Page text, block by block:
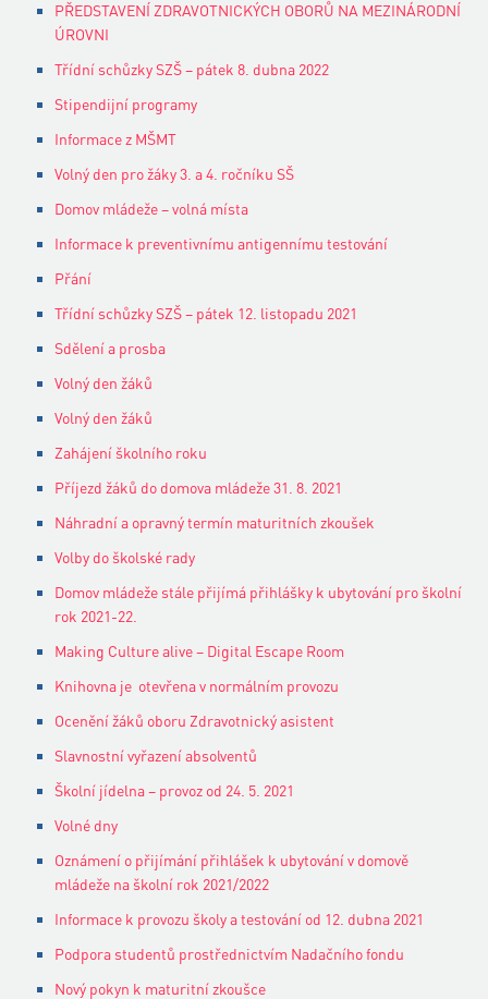
PŘEDSTAVENÍ ZDRAVOTNICKÝCH OBORŮ NA MEZINÁRODNÍ
ÚROVNI
Třídní schůzky SZŠ – pátek 8. dubna 2022
Stipendijní programy
Informace z MŠMT
Volný den pro žáky 3. a 4. ročníku SŠ
Domov mládeže – volná místa
Informace k preventivnímu antigennímu testování
Přání
Třídní schůzky SZŠ – pátek 12. listopadu 2021
Sdělení a prosba
Volný den žáků
Volný den žáků
Zahájení školního roku
Příjezd žáků do domova mládeže 31. 8. 2021
Náhradní a opravný termín maturitních zkoušek
Volby do školské rady
Domov mládeže stále přijímá přihlášky k ubytování pro školní
rok 2021-22.
Making Culture alive – Digital Escape Room
Knihovna je otevřena v normálním provozu
Ocenění žáků oboru Zdravotnický asistent
Slavnostní vyřazení absolventů
Školní jídelna – provoz od 24. 5. 2021
Volné dny
Oznámení o přijímání přihlášek k ubytování v domově
mládeže na školní rok 2021/2022
Informace k provozu školy a testování od 12. dubna 2021
Podpora studentů prostřednictvím Nadačního fondu
Nový pokyn k maturitní zkoušce